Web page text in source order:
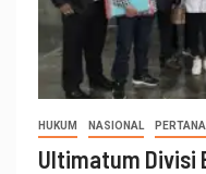
HUKUM NASIONAL
Ultimatum Divisi